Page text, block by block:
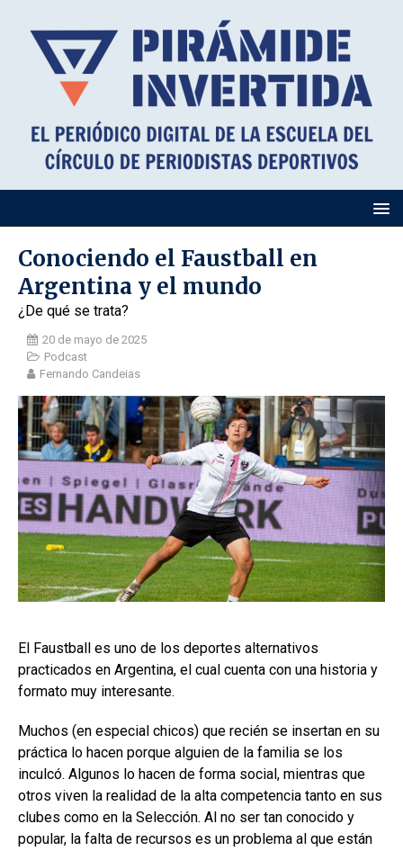
Conociendo el Faustball en
Argentina y el mundo
¿De qué se trata?
20 de mayo de 2025
Podcast
Fernando Candeias
El Faustball es uno de los deportes alternativos
practicados en Argentina, el cual cuenta con una historia y
formato muy interesante.
Muchos (en especial chicos) que recién se insertan en su
práctica lo hacen porque alguien de la familia se los
inculcó. Algunos lo hacen de forma social, mientras que
otros viven la realidad de la alta competencia tanto en sus
clubes como en la Selección. Al no ser tan conocido y
popular, la falta de recursos es un problema al que están